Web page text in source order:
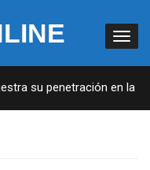
su penetración en la